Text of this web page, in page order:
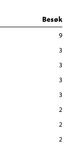
Besøk
9
3
3
3
3
2
2
2